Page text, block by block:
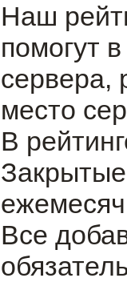
Наш
помогут
сервера,
место
В
Все